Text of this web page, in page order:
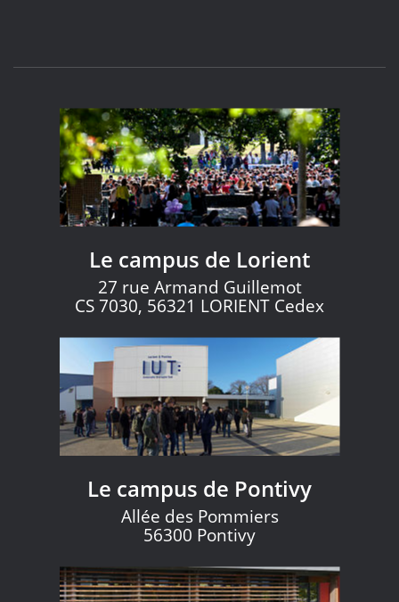
Le campus de Lorient
27 rue Armand Guillemot
CS 7030, 56321 LORIENT Cedex
Le campus de Pontivy
Allée des Pommiers
56300 Pontivy